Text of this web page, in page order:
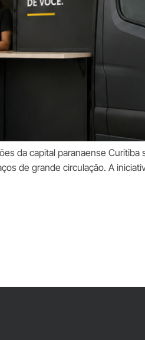
da capital paranaense Curitiba
de grande circulação. A